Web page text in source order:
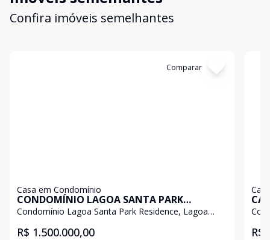
Confira imóveis semelhantes
Comparar
Casa em Condomínio
CONDOMÍNIO LAGOA SANTA PARK
RESIDENCE
Condomínio Lagoa Santa Park Residence, Lagoa
R$ 1.500.000,00 R$